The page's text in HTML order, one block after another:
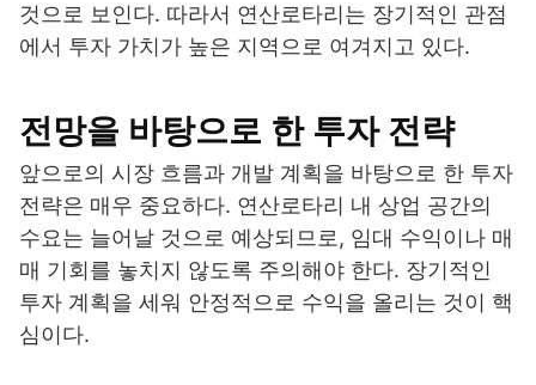
것으로 보인다. 따라서 연산로타리는 장기적인 관점
에서 투자 가치가 높은 지역으로 여겨지고 있다.
전망을 바탕으로 한 투자 전략
앞으로의 시장 흐름과 개발 계획을 바탕으로 한 투자
전략은 매우 중요하다. 연산로타리 내 상업 공간의
수요는 늘어날 것으로 예상되므로, 임대 수익이나 매
매 기회를 놓치지 않도록 주의해야 한다. 장기적인
투자 계획을 세워 안정적으로 수익을 올리는 것이 핵
심이다.